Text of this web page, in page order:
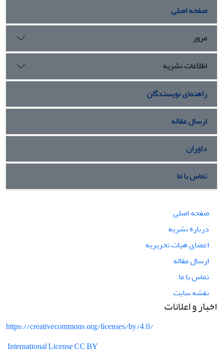
صفحه اصلی
مرور
اطلاعات نشریه
راهنمای نویسندگان
ارسال مقاله
داوران
تماس با ما
صفحه اصلی
درباره نشریه
اعضای هیات تحریریه
ارسال مقاله
تماس با ما
نقشه سایت
اخبار و اعلانات
https://creativecommons.org/licenses/by/4.0/
International License CC BY